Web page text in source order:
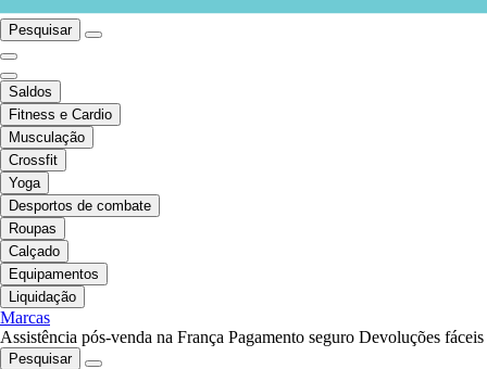
Pesquisar
Saldos
Fitness e Cardio
Musculação
Crossfit
Yoga
Desportos de combate
Roupas
Calçado
Equipamentos
Liquidação
Marcas
Assistência pós-venda na França Pagamento seguro Devoluções fáceis
Pesquisar